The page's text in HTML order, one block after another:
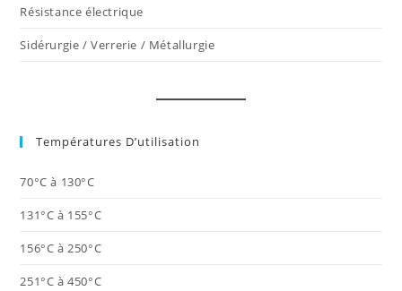
Résistance électrique
Sidérurgie / Verrerie / Métallurgie
Températures D’utilisation
70°C à 130°C
131°C à 155°C
156°C à 250°C
251°C à 450°C